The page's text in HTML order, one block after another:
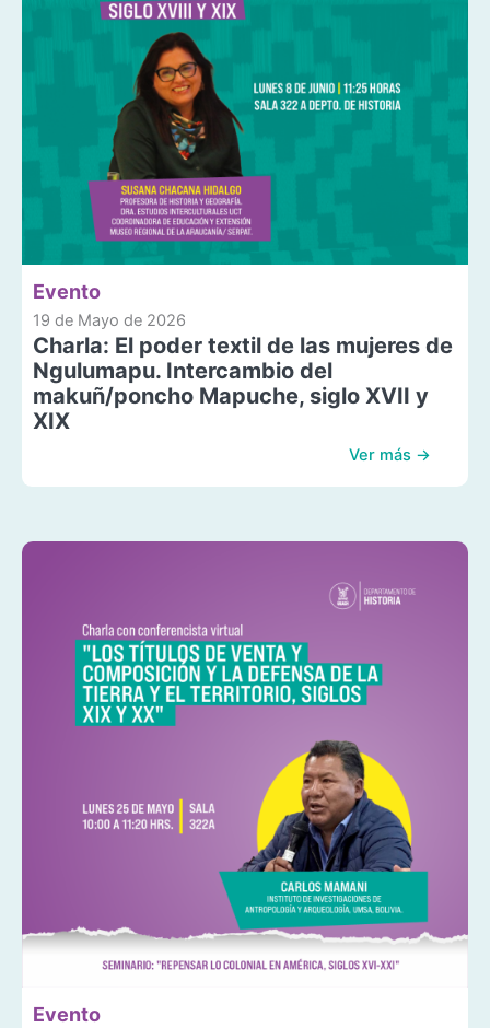
Evento
19 de Mayo de 2026
Charla: El poder textil de las mujeres de
Ngulumapu. Intercambio del
makuñ/poncho Mapuche, siglo XVII y
XIX
Ver más →
Evento